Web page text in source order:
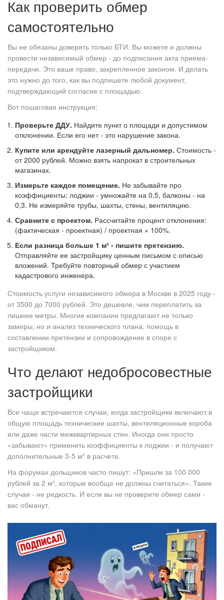
Как проверить обмер
самостоятельно
Вы не обязаны доверять только БТИ. Вы можете и должны
провести независимый обмер - до подписания акта приема-
передачи. Это ваше право, закрепленное законом. И делать
это нужно до того, как вы подпишете любой документ,
подтверждающий согласие с площадью.
Вот пошаговая инструкция:
Проверьте ДДУ. Найдите пункт о площади и допустимом
отклонении. Если его нет - это нарушение закона.
Купите или арендуйте лазерный дальномер. Стоимость -
от 2000 рублей. Можно взять напрокат в строительных
магазинах.
Измерьте каждое помещение. Не забывайте про
коэффициенты: лоджии - умножайте на 0,5, балконы - на
0,3. Не измеряйте трубы, шахты, стены, вентиляцию.
Сравните с проектом. Рассчитайте процент отклонения:
(фактическая - проектная) / проектная × 100%.
Если разница больше 1 м² - пишите претензию.
Отправляйте ее застройщику ценным письмом с описью
вложений. Требуйте повторный обмер с участием
кадастрового инженера.
Стоимость услуги независимого обмера в Москве в 2025 году -
от 3500 до 7000 рублей. Это дешевле, чем переплатить за
лишние метры. Многие компании предлагают не только
замеры, но и анализ технического плана, помощь в
составлении претензии и сопровождение в споре с
застройщиком.
Что делают недобросовестные
застройщики
Все чаще встречаются случаи, когда застройщики включают в
общую площадь технические шахты, вентиляционные короба
или даже части межквартирных стен. Иногда они просто
«забывают» применить коэффициенты к лоджии - и получают
дополнительные 3-5 м² в расчете.
На форумах дольщиков часто пишут: «Пришли за 100 000
рублей за 2 м², которые вообще не должны считаться». Такие
случаи - не редкость. И если вы не проверите обмер сами -
вас обманут.